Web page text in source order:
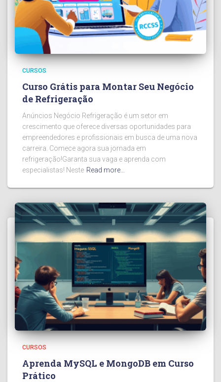
CURSOS
Curso Grátis para Montar Seu Negócio
de Refrigeração
Anúncios Negócio Refrigeração é um setor em
crescimento que oferece diversas oportunidades para
empreendedores e profissionais em busca de uma nova
carreira. Comece agora sua jornada em
refrigeração!Garanta sua vaga e aprenda com
especialistas! Neste Read more…
CURSOS
Aprenda MySQL e MongoDB em Curso
Prático